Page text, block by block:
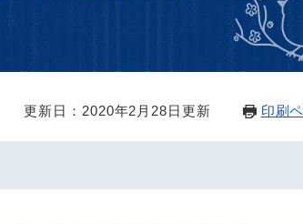
更新日：2020年2月28日更新 印刷